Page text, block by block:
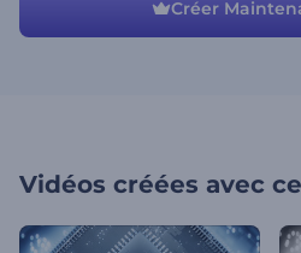
Créer
Vidéos créées avec